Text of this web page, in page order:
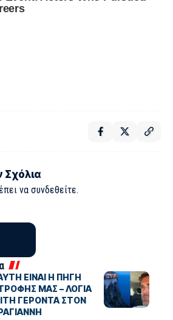
Σχόλια
να συνδεθείτε.
ΕΙΝΑΙ Η ΠΗΓΗ
ΜΑΣ – ΛΟΓΙΑ
ΓΕΡΟΝΤΑ ΣΤΟΝ